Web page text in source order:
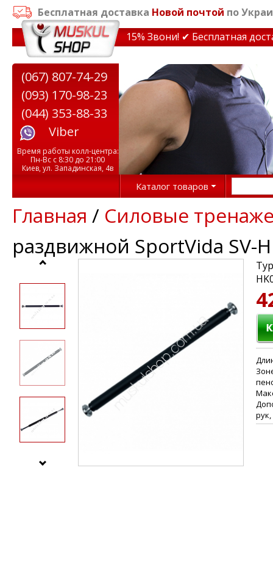
Бесплатная доставка Новой почтой по
на тренажеры до 15% Звони! ✔ Бесплатная
(067) 807-74-29
(093) 170-98-23
(044) 353-88-33
Viber
Время работы колл-центра:
Пн-Вс с 8:30 до 21:00
Киев, ул. Западинская, 4в
Каталог товаров
Главная / Силовые
раздвижной SportVida SV-